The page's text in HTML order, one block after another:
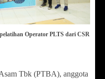
Operator PLTS dari CSR
Tbk (PTBA), anggota